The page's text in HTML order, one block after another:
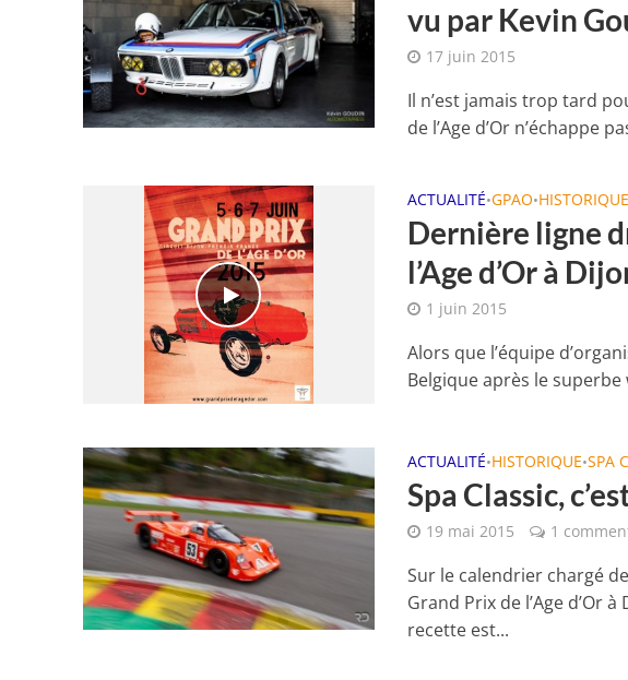
vu par Kevin
17 juin 2015
Il n’est jamais trop tard
de l’Age d’Or n’échappe
ACTUALITÉ•GPAO•HISTORIQUE
Dernière ligne
l’Age d’Or à
1 juin 2015
Alors que l’équipe
Belgique après le superbe
ACTUALITÉ•HISTORIQUE•SPA
Spa Classic,
19 mai 2015 1
Sur le calendrier chargé
Grand Prix de l’Age d’Or
recette est...